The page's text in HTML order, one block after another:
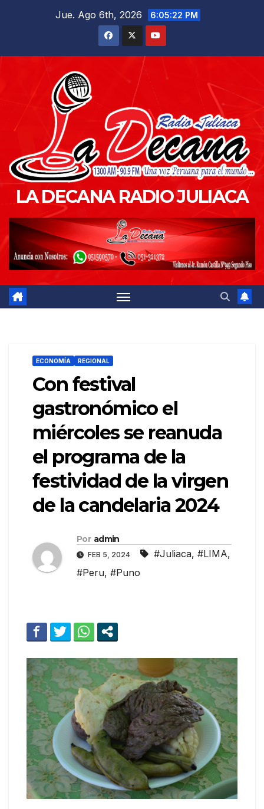
Jue. Ago 6th, 2026 6:05:23 PM
LA DECANA RADIO JULIACA
ECONOMÍA REGIONAL
Con festival
gastronómico el
miércoles se reanuda
el programa de la
festividad de la virgen
de la candelaria 2024
Por admin
FEB 5, 2024 #Juliaca, #LIMA,
#Peru, #Puno